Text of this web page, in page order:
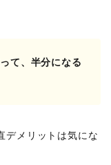
て、半分になる
デメリットは気にな